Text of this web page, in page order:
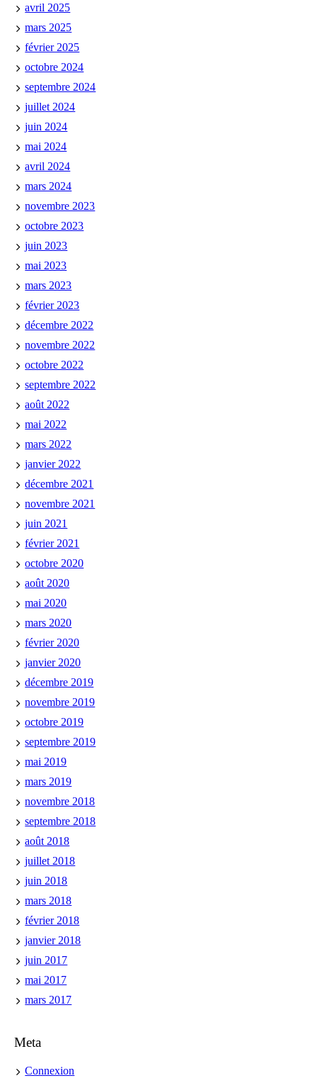
avril 2025
mars 2025
février 2025
octobre 2024
septembre 2024
juillet 2024
juin 2024
mai 2024
avril 2024
mars 2024
novembre 2023
octobre 2023
juin 2023
mai 2023
mars 2023
février 2023
décembre 2022
novembre 2022
octobre 2022
septembre 2022
août 2022
mai 2022
mars 2022
janvier 2022
décembre 2021
novembre 2021
juin 2021
février 2021
octobre 2020
août 2020
mai 2020
mars 2020
février 2020
janvier 2020
décembre 2019
novembre 2019
octobre 2019
septembre 2019
mai 2019
mars 2019
novembre 2018
septembre 2018
août 2018
juillet 2018
juin 2018
mars 2018
février 2018
janvier 2018
juin 2017
mai 2017
mars 2017
Meta
Connexion